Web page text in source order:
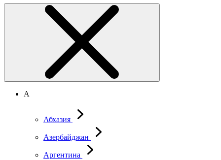
А
Абхазия
Азербайджан
Аргентина